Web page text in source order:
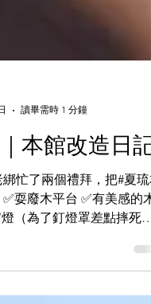
讀畢需時 1 分鐘
本館改造日記
忙了兩個禮拜，把#夏琉
（為了釘燈罩差點摔死）
浴（濕身秀好去處） 影片
一下怎麼把不起眼的水龍